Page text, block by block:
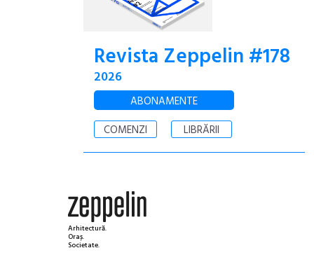
Revista Zeppelin #178
2026
ABONAMENTE
COMENZI
LIBRĂRII
Arhitectură.
Oraș.
Societate.